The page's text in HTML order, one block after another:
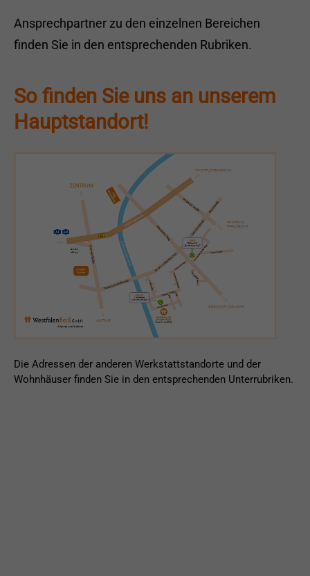
Ansprechpartner zu den einzelnen Bereichen
finden Sie in den entsprechenden Rubriken.
So finden Sie uns an unserem
Hauptstandort!
Die Adressen der anderen Werkstattstandorte und der
Wohnhäuser finden Sie in den entsprechenden Unterrubriken.